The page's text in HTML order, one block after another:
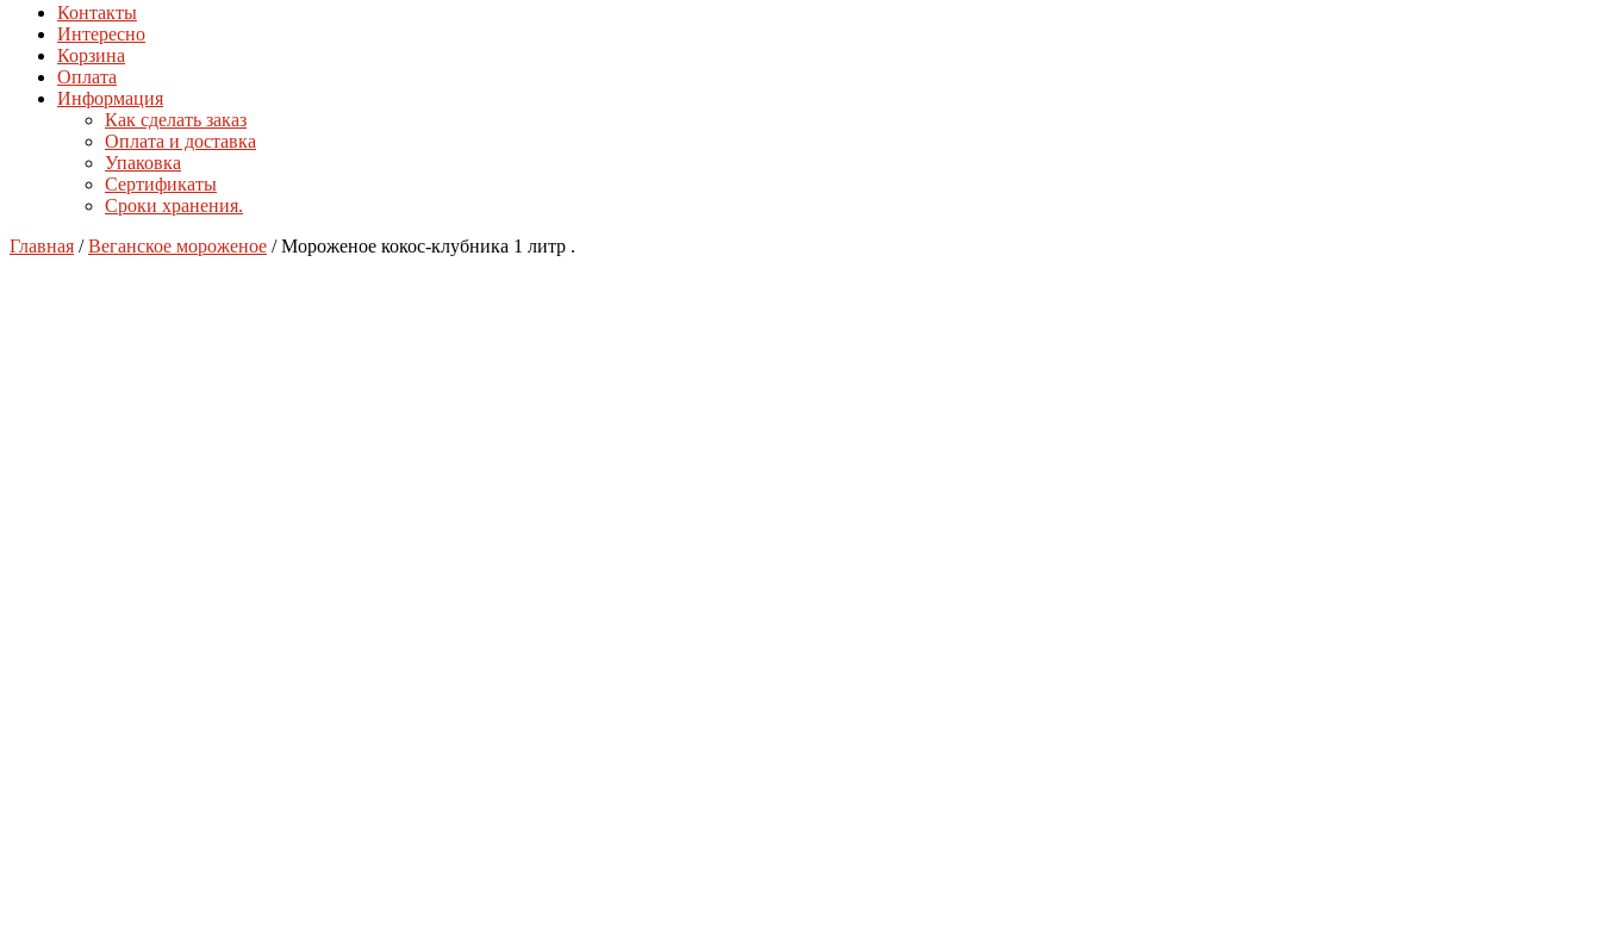
Контакты
Интересно
Корзина
Оплата
Информация
Как сделать заказ
Оплата и доставка
Упаковка
Сертификаты
Сроки хранения.
Главная /Веганское мороженое / Мороженое кокос-клубника 1 литр .